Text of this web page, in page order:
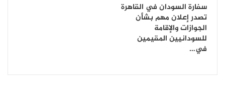
سفارة السودان في القاهرة
تصدر إعلان مهم بشأن
الجوازات والإقامة
للسودانيين المقيمين
في…